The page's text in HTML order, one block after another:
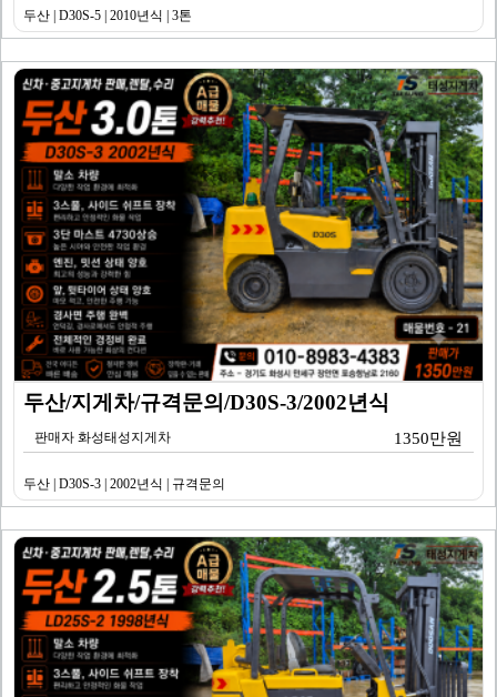
두산 | D30S-5 | 2010년식 | 3톤
두산/지게차/규격문의/D30S-3/2002년식
판매자 화성태성지게차 1350만원
두산 | D30S-3 | 2002년식 | 규격문의